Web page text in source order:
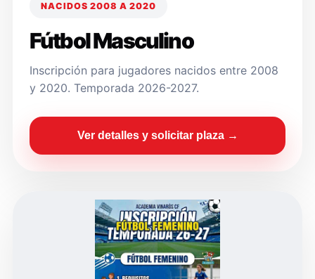
NACIDOS 2008 A 2020
Fútbol Masculino
Inscripción para jugadores nacidos entre 2008
y 2020. Temporada 2026-2027.
Ver detalles y solicitar plaza →